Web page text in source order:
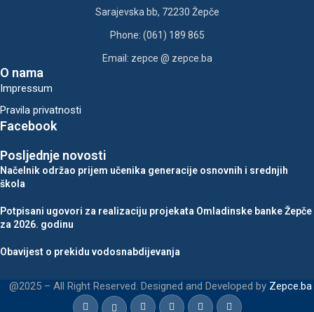
Sarajevska bb, 72230 Žepče
Phone: (061) 189 865
Email: zepce @ zepce.ba
O nama
Impressum
Pravila privatnosti
Facebook
Posljednje novosti
Načelnik održao prijem učenika generacije osnovnih i srednjih
škola
Potpisani ugovori za realizaciju projekata Omladinske banke Žepče
za 2026. godinu
Obavijest o prekidu vodosnabdijevanja
@2025 – All Right Reserved. Designed and Developed by Zepce.ba